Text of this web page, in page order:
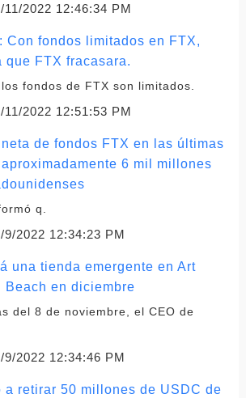
11/2022 12:46:34 PM
Con fondos limitados en FTX,
que FTX fracasara.
fondos de FTX son limitados.
11/2022 12:51:53 PM
de fondos FTX en las últimas
6 mil millones
q.
9/2022 12:34:23 PM
una tienda emergente en Art
Beach en diciembre
del 8 de noviembre, el CEO de
9/2022 12:34:46 PM
a retirar 50 millones de USDC de